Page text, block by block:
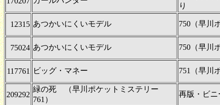
り
12315 あつかいにくいモデル 750（早川
75024 あつかいにくいモデル 750（早川
117761 ビッグ・マネー 751（早川
209292
緑の死 （早川ポケットミステリー
761）
再版・ビ